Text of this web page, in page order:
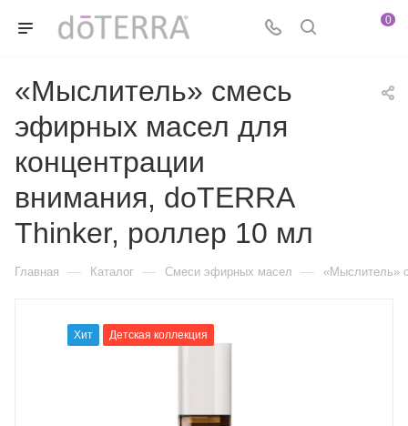
0
«Мыслитель» смесь
эфирных масел для
концентрации
внимания, doTERRA
Thinker, роллер 10 мл
Главная — Каталог — Смеси эфирных масел — «Мыслитель»
Хит Детская коллекция